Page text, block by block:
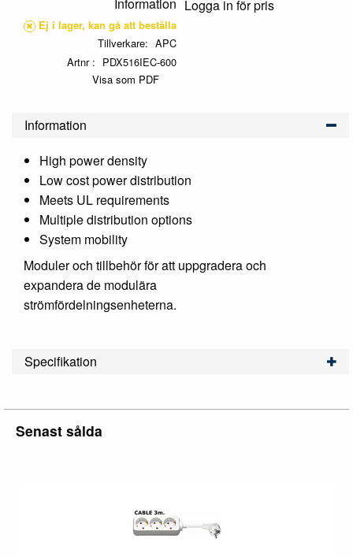
Ej i lager, kan gå att beställa
Tillverkare
APC
Artnr
PDX516IEC-600
Visa som PDF
Logga in för pris
Information
High power density
Low cost power distribution
Meets UL requirements
Multiple distribution options
System mobility
Moduler och tillbehör för att uppgradera och
expandera de modulära
strömfördelningsenheterna.
Specifikation
Senast sålda